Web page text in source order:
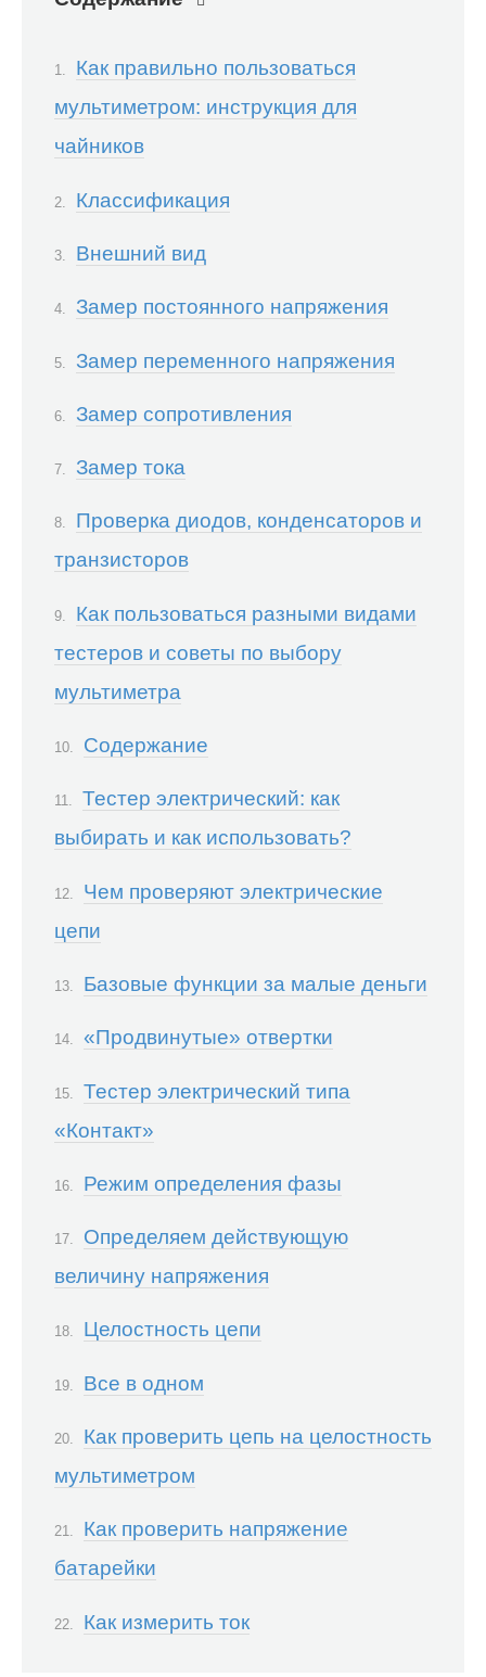
Как правильно пользоваться
мультиметром: инструкция для
чайников
Классификация
Внешний вид
Замер постоянного напряжения
Замер переменного напряжения
Замер сопротивления
Замер тока
Проверка диодов, конденсаторов и
транзисторов
Как пользоваться разными видами
тестеров и советы по выбору
мультиметра
Содержание
Тестер электрический: как
выбирать и как использовать?
Чем проверяют электрические
цепи
Базовые функции за малые деньги
«Продвинутые» отвертки
Тестер электрический типа
«Контакт»
Режим определения фазы
Определяем действующую
величину напряжения
Целостность цепи
Все в одном
Как проверить цепь на целостность
мультиметром
Как проверить напряжение
батарейки
Как измерить ток